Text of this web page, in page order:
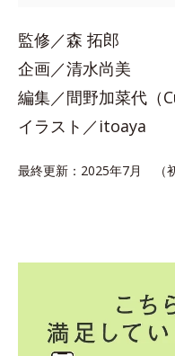
監修／森 拓郎
企画／清水尚美
編集／間野加菜代（
イラスト／itoaya
最終更新：2025年7月 （